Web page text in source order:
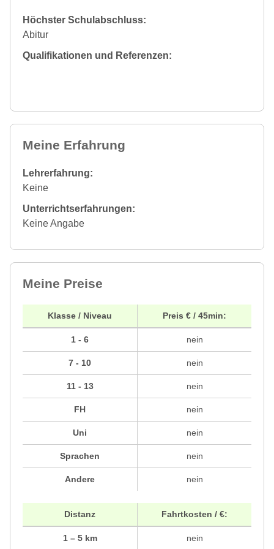
Höchster Schulabschluss:
Abitur
Qualifikationen und Referenzen:
Meine Erfahrung
Lehrerfahrung:
Keine
Unterrichtserfahrungen:
Keine Angabe
Meine Preise
Klasse / Niveau
1 - 6
7 - 10
11 - 13
FH
Uni
Sprachen
Andere
Preis € / 45min:
nein
nein
nein
nein
nein
nein
nein
Distanz
1 – 5 km
Fahrtkosten / €:
nein